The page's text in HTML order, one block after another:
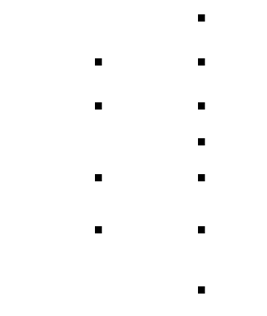
■
■ ■
■
■
■
■
■
■ ■
■